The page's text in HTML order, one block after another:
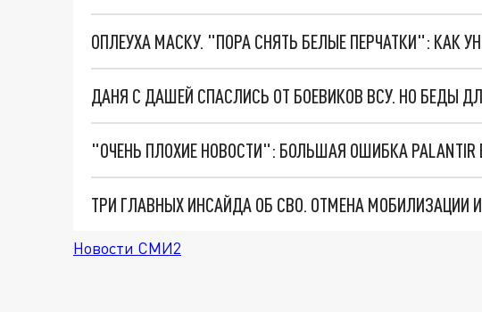
ОПЛЕУХА МАСКУ. "ПОРА СНЯТЬ БЕЛЫЕ ПЕРЧАТКИ": КАК
ДАНЯ С ДАШЕЙ СПАСЛИСЬ ОТ БОЕВИКОВ ВСУ. НО БЕДЫ
Новости СМИ2